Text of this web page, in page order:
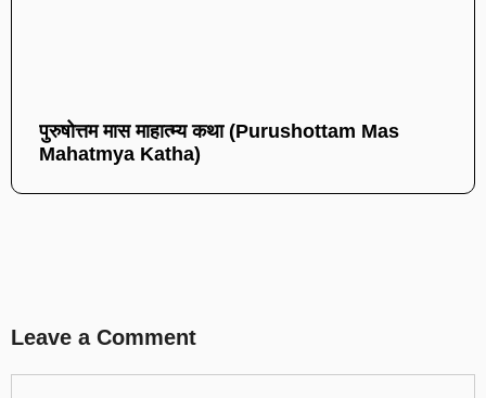
पुरुषोत्तम मास माहात्म्य कथा (Purushottam Mas
Mahatmya Katha)
Leave a Comment